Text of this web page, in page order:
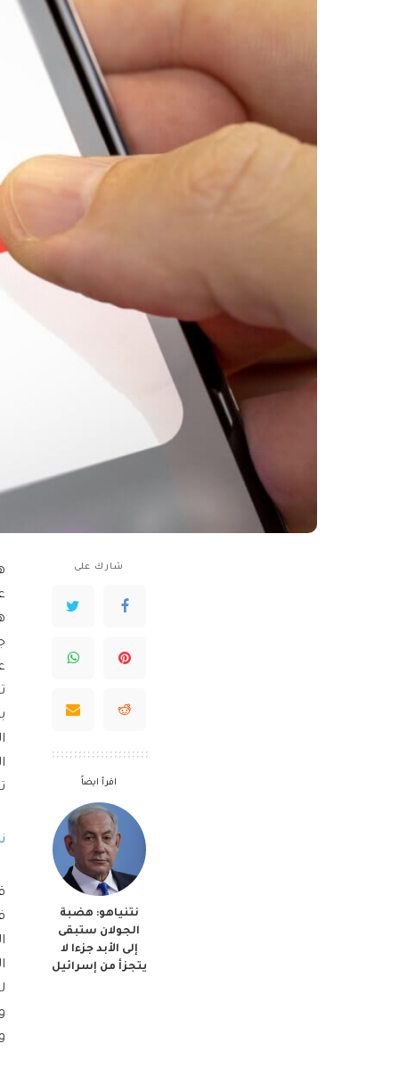
شارك على
اقرأ ايضاً
نتنياهو: هضبة
الجولان ستبقى
إلى الأبد جزءا لا
يتجزأ من إسرائيل